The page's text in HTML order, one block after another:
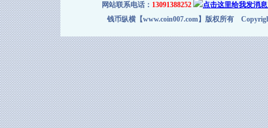
网站联系电话： 13091388252
钱币纵横【www.coin007.com】版权所有